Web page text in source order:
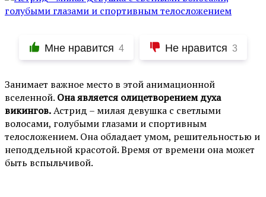
Мне нравится 4 Не нравится 3
Занимает важное место в этой анимационной
вселенной. Она является олицетворением духа
викингов.Астрид – милая девушка с светлыми
волосами, голубыми глазами и спортивным
телосложением. Она обладает умом, решительностью и
неподдельной красотой. Время от времени она может
быть вспыльчивой.